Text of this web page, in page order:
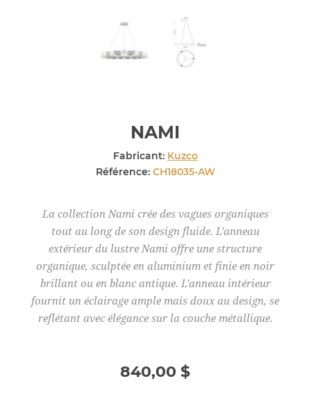
NAMI
Fabricant: Kuzco
Référence: CH18035-AW
La collection Nami crée des vagues organiques
tout au long de son design fluide. L'anneau
extérieur du lustre Nami offre une structure
organique, sculptée en aluminium et finie en noir
brillant ou en blanc antique. L'anneau intérieur
fournit un éclairage ample mais doux au design, se
reflétant avec élégance sur la couche métallique.
840,00 $